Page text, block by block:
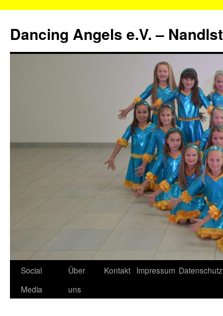
springen
Dancing Angels e.V. –
Social
Media
Über
uns
Kontakt Impressum